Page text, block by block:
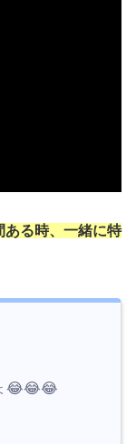
ある時、一緒に特
😂😂😂